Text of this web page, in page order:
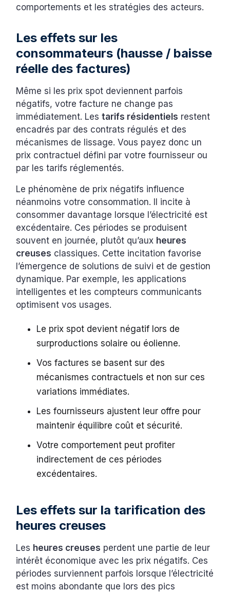
comportements et les stratégies des acteurs.
Les effets sur les
consommateurs (hausse / baisse
réelle des factures)
Même si les prix spot deviennent parfois
négatifs, votre facture ne change pas
immédiatement. Lestarifs résidentiels restent
encadrés par des contrats régulés et des
mécanismes de lissage. Vous payez donc un
prix contractuel défini par votre fournisseur ou
par les tarifs réglementés.
Le phénomène de prix négatifs influence
néanmoins votre consommation. Il incite à
consommer davantage lorsque l’électricité est
excédentaire. Ces périodes se produisent
souvent en journée, plutôt qu’aux heures
creuses classiques. Cette incitation favorise
l’émergence de solutions de suivi et de gestion
dynamique. Par exemple, les applications
intelligentes et les compteurs communicants
optimisent vos usages.
Le prix spot devient négatif lors de
surproductions solaire ou éolienne.
Vos factures se basent sur des
mécanismes contractuels et non sur ces
variations immédiates.
Les fournisseurs ajustent leur offre pour
maintenir équilibre coût et sécurité.
Votre comportement peut profiter
indirectement de ces périodes
excédentaires.
Les effets sur la tarification des
heures creuses
Les heures creuses perdent une partie de leur
intérêt économique avec les prix négatifs. Ces
périodes surviennent parfois lorsque l’électricité
est moins abondante que lors des pics